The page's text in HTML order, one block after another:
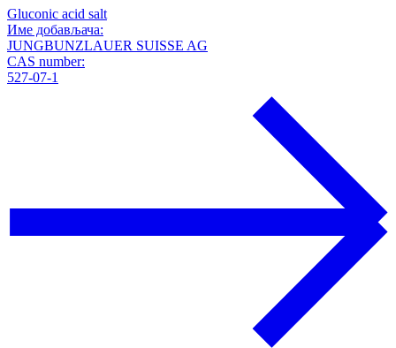
Gluconic acid salt
Име добављача:
JUNGBUNZLAUER SUISSE AG
CAS number:
527-07-1